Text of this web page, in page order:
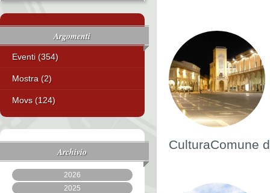
Argomenti
Eventi (354)
Mostra (2)
Movs (124)
Archivio
2026
2025
CulturaComune